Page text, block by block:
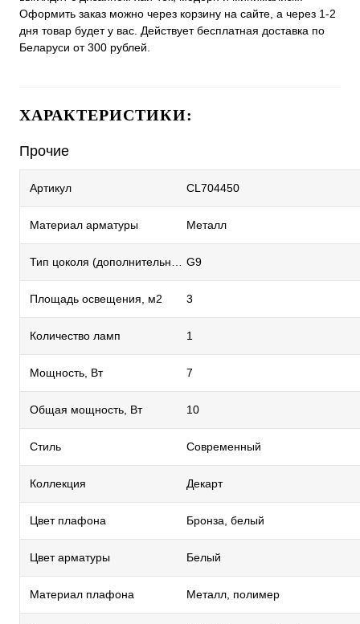
Оформить заказ можно через корзину на сайте, а через 1-2
дня товар будет у вас. Действует бесплатная доставка по
Беларуси от 300 рублей.
ХАРАКТЕРИСТИКИ:
Прочие
Артикул CL704450
Материал арматуры Металл
G9
Площадь освещения, м2 3
Количество ламп 1
Мощность, Вт 7
Общая мощность, Вт 10
Стиль Современный
Коллекция Декарт
Цвет плафона Бронза, белый
Цвет арматуры Белый
Материал плафона Металл, полимер